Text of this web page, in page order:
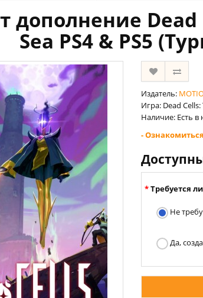
дополнение
Sea PS4 & PS5
Издатель:
Игра: Dead
Наличие: Есть в
-
Требуется
Не
Да,